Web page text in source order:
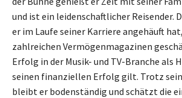
und ist ein leidenschaftlicher Reisender.
er im Laufe seiner Karriere angehäuft
zahlreichen Vermögenmagazinen
Erfolg in der Musik- und TV-Branche als
seinen finanziellen Erfolg gilt. Trotz
bleibt er bodenständig und schätzt die